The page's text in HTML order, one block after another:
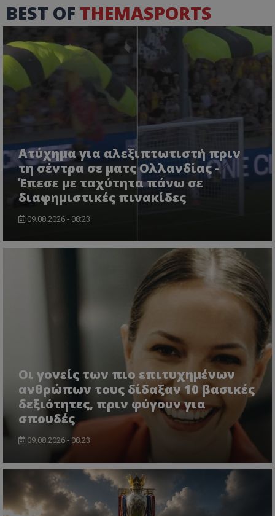
BEST OF THEMASPORTS
Ατύχημα για αλεξιπτωτιστή πριν
τη σέντρα σε ματς Ολλανδίας -
Έπεσε με ταχύτητα πάνω σε
διαφημιστικές πινακίδες
09.08.2026 - 08:23
Οι γονείς των πιο επιτυχημένων
ανθρώπων τους δίδαξαν 10 βασικές
δεξιότητες, πριν φύγουν για
σπουδές
09.08.2026 - 08:23